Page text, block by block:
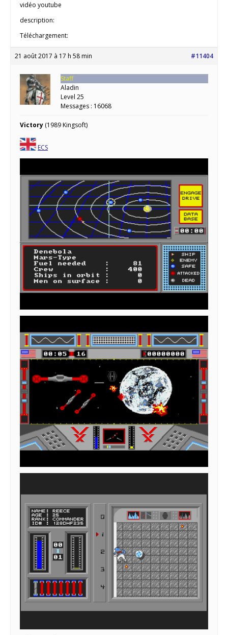
vidéo youtube
description:
Téléchargement:
21 août 2017 à 17 h 58 min #11404
Staff
Aladin
Level 25
Messages : 16068
Victory (1989 Kingsoft)
ECS